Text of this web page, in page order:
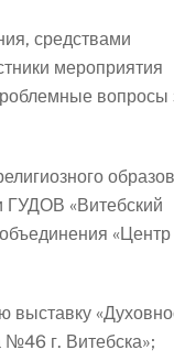
средствами
мероприятия
вопросы
ГУДОВ «Витебский
«Центр
выставку
г. Витебска»;